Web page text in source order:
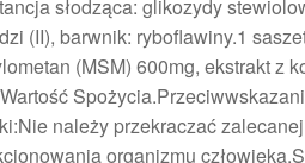
słodząca: glikozydy
(II), barwnik: ryboflawiny.1
(MSM) 600mg, ekstrakt z
należy przekraczać
organizmu